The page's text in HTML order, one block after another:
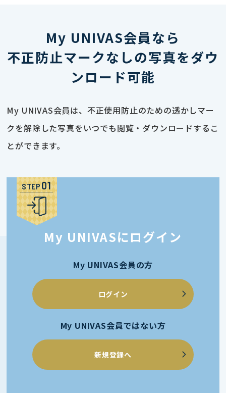
My UNIVAS会員なら
不正防止マークなしの写真をダウ
ンロード可能
My UNIVAS会員は、不正使用防止のための透かしマー
クを解除した写真をいつでも閲覧・ダウンロードするこ
とができます。
STEP
My UNIVASにログイン
My UNIVAS会員の方
ログイン
My UNIVAS会員ではない方
新規登録へ